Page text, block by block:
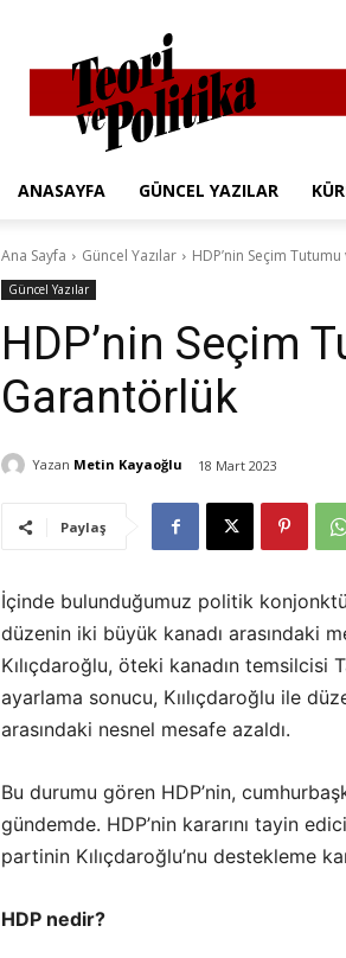
ANASAYFA GÜNCEL YAZILAR
Ana Sayfa Güncel Yazılar HDP’nin Seçim
Güncel Yazılar
HDP’nin Seçim
Garantörlük
Yazan Metin Kayaoğlu 18 Mart 2023
Paylaş
İçinde bulunduğumuz politik
düzenin iki büyük kanadı arasındaki
Kılıçdaroğlu, öteki kanadın temsilcisi
ayarlama sonucu, Kıılıçdaroğlu ile
arasındaki nesnel mesafe azaldı.
Bu durumu gören HDP’nin,
gündemde. HDP’nin kararını tayin
partinin Kılıçdaroğlu’nu destekleme
HDP nedir?